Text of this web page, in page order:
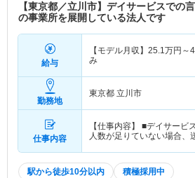
【東京都／立川市】デイサービスでの
の事業所を展開している法人です
給与
【モデル月収】 25.1万円～
み
勤務地
東京都 立川市
仕事内容
【仕事内容】 ■デイサービ
人数が足りていない場合、
駅から徒歩10分以内 積極採用中